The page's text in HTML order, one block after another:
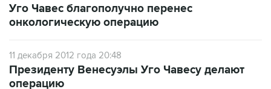
Уго Чавес благополучно перенес
онкологическую операцию
11 декабря 2012 года 20:48
Президенту Венесуэлы Уго Чавесу делают
операцию